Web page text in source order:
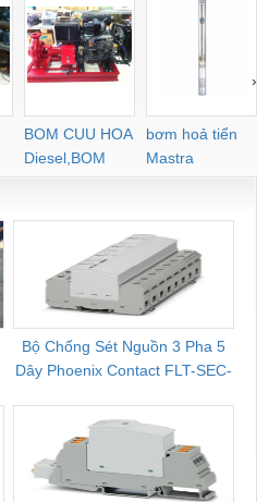
BOM CUU HOA
Diesel,BOM
CHUA CHAY
bơm hoả tiển
Mastra
›
Bộ Chống Sét Nguồn 3 Pha 5
Dây Phoenix Contact FLT-SEC-